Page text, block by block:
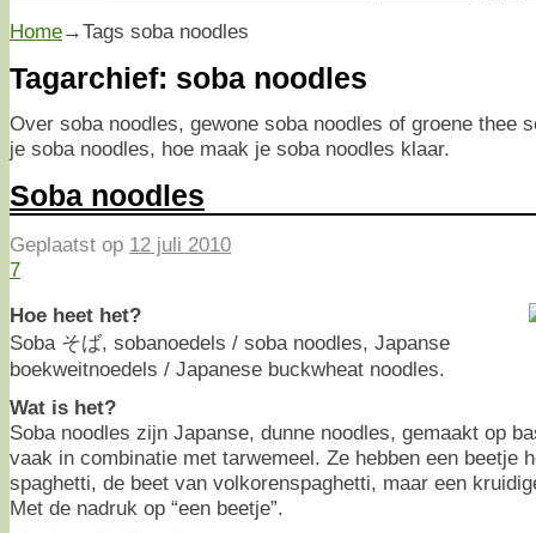
Home→Tags soba noodles
Tagarchief: soba noodles
Over soba noodles, gewone soba noodles of groene thee
je soba noodles, hoe maak je soba noodles klaar.
Soba noodles
Geplaatst op 12 juli 2010
7
Hoe heet het?
Soba そば, sobanoedels / soba noodles, Japanse
boekweitnoedels / Japanese buckwheat noodles.
Wat is het?
Soba noodles zijn Japanse, dunne noodles, gemaakt op
vaak in combinatie met tarwemeel. Ze hebben een beetje
spaghetti, de beet van volkorenspaghetti, maar een
Met de nadruk op “een beetje”.